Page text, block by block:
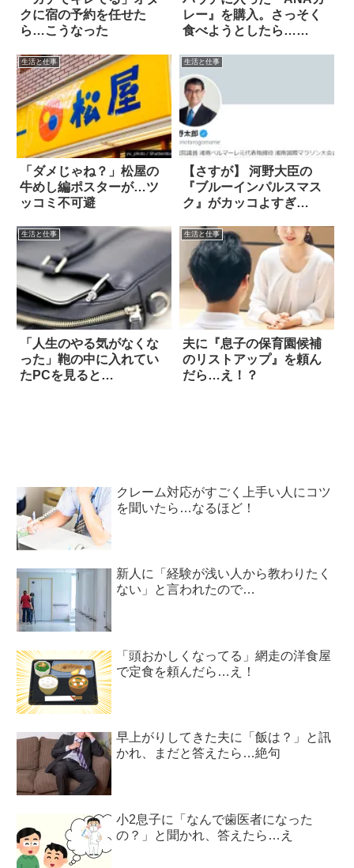
クに宿の予約を任せた
ら…こうなった
レー』を購入。さっそく
食べようとしたら…
生活と仕事
「ダメじゃね？」松屋の
牛めし編ポスターが…ツ
ッコミ不可避
生活と仕事
【さすが】 河野大臣の
『ブルーインパルスマス
ク』がカッコよすぎ
生活と仕事
「人生のやる気がなくな
った」鞄の中に入れてい
たPCを見ると…
生活と仕事
夫に『息子の保育園候補
のリストアップ』を頼ん
だら…え！？
クレーム対応がすごく上手い人にコツ
を聞いたら…なるほど！
新人に「経験が浅い人から教わりたく
ない」と言われたので…
「頭おかしくなってる」網走の洋食屋
で定食を頼んだら…え！
早上がりしてきた夫に「飯は？」と訊
かれ、まだと答えたら…絶句
小2息子に「なんで歯医者になった
の？」と聞かれ、答えたら…え